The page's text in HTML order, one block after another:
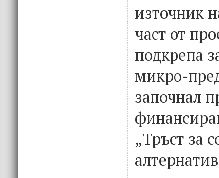
източник
част от
подкрепа
микро-
започнал
„Тръст за